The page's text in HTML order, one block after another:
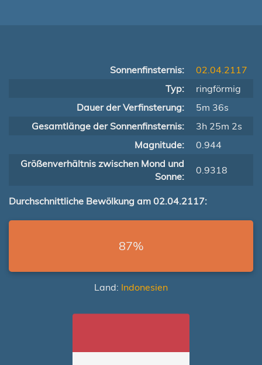
Sonnenfinsternis:
02.04.2117
Typ:
ringförmig
Dauer der Verfinsterung:
5m 36s
Gesamtlänge der Sonnenfinsternis:
3h 25m 2s
Magnitude:
0.944
Größenverhältnis zwischen Mond und
Sonne:
0.9318
Durchschnittliche Bewölkung am 02.04.2117:
87%
Land: Indonesien